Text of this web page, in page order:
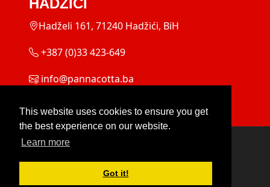
This website uses cookies to ensure you get
the best experience on our website.
Learn more
Got it!
Hadželi 161, 71240 Hadžići, BiH
+387 (0)33 423-649
info@pannacotta.ba
Terms Of Use |
Copyright 2026 by PANNA COTTA d.o.o.